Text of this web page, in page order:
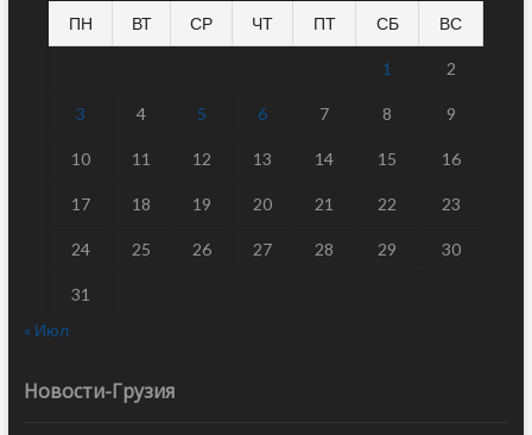
ПН ВТ СР ЧТ ПТ СБ ВС
1 2
3 4 5 6 7 8 9
10 11 12 13 14 15 16
17 18 19 20 21 22 23
24 25 26 27 28 29 30
31
« Июл
Новости-Грузия